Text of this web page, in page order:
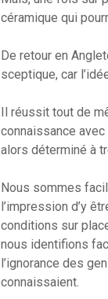
céramique qui
De retour en
sceptique, car
Il réussit tout de
connaissance
alors déterminé à
Nous sommes
l’impression d’y
conditions sur
nous identifions
l’ignorance des
connaissaient.